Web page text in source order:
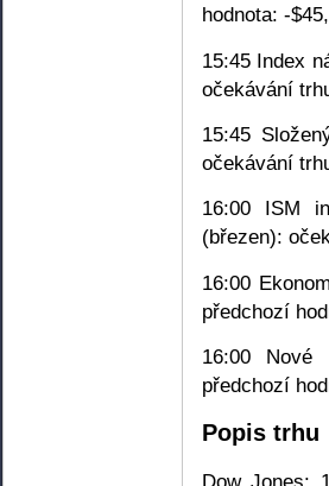
hodnota: -
15:45 Index
očekávání
15:45
očekávání
16:00 ISM
(březen):
16:00
předchozí
16:00 Nové
předchozí
Popis trhu
Dow Jones: